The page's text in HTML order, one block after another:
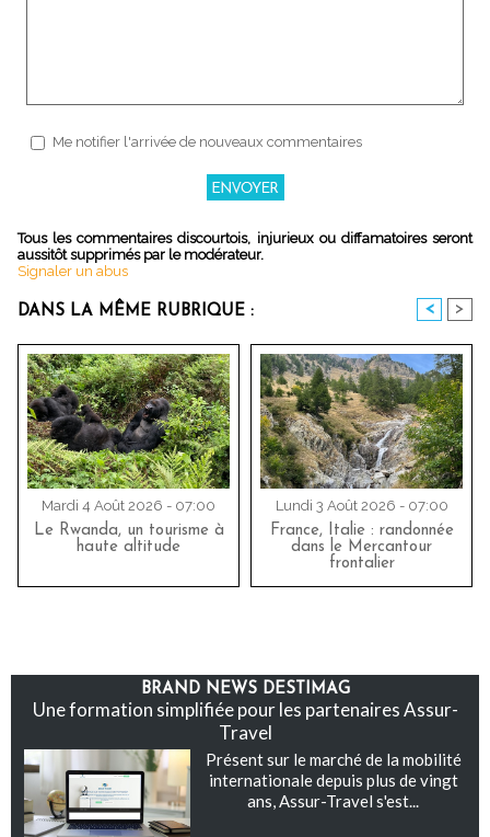
Me notifier l'arrivée de nouveaux commentaires
Tous les commentaires discourtois, injurieux ou diffamatoires seront
aussitôt supprimés par le modérateur.
Signaler un abus
DANS LA MÊME RUBRIQUE : < >
Mardi 4 Août 2026 - 07:00
Le Rwanda, un tourisme à
haute altitude
Lundi 3 Août 2026 - 07:00
France, Italie : randonnée
dans le Mercantour
frontalier
BRAND NEWS DESTIMAG
Une formation simplifiée pour les partenaires Assur-
Travel
Présent sur le marché de la mobilité
internationale depuis plus de vingt
ans, Assur-Travel s'est...